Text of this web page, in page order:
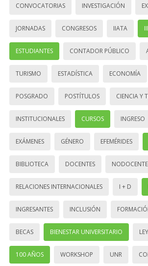
CONVOCATORIAS INVESTIGACIÓN
JORNADAS CONGRESOS IIATA
ESTUDIANTES CONTADOR PÚBLICO
TURISMO ESTADÍSTICA ECONOMÍA
POSGRADO POSTÍTULOS CIENCIA Y
INSTITUCIONALES CURSOS INGRESO
EXÁMENES GÉNERO EFEMÉRIDES
BIBLIOTECA DOCENTES
RELACIONES INTERNACIONALES I + D
INGRESANTES INCLUSIÓN
BECAS BIENESTAR UNIVERSITARIO
100 AÑOS WORKSHOP UNR